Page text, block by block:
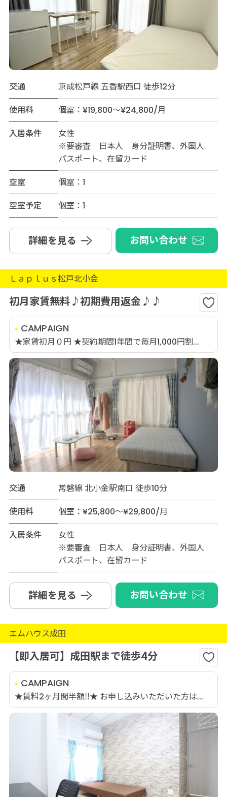
交通
京成松戸線 五香駅西口 徒歩12分
使用料
個室：¥19,800～¥24,800/月
入居条件
女性
※要審査 日本人 身分証明書、外国人
パスポート、在留カード
空室
個室：1
空室予定
個室：1
詳細を見る お問い合わせ
Ｌａｐｌｕｓ松戸北小金
初月家賃無料♪初期費用返金♪♪
CAMPAIGN
★家賃初月０円 ★契約期間1年間で毎月1,000円割...
交通
常磐線 北小金駅南口 徒歩10分
使用料
個室：¥25,800～¥29,800/月
入居条件
女性
※要審査 日本人 身分証明書、外国人
パスポート、在留カード
詳細を見る お問い合わせ
エムハウス成田
【即入居可】成田駅まで徒歩4分
CAMPAIGN
★賃料2ヶ月間半額‼★ お申し込みいただいた方は...